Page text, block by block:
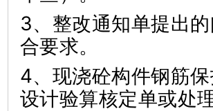
3、整改通知单提出
合要求。
4、现浇砼构件钢筋
设计验算核定单或处